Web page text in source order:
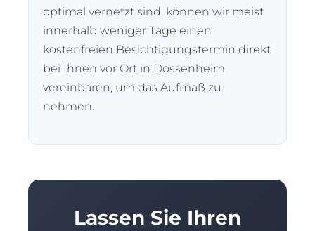
optimal vernetzt sind, können wir meist
innerhalb weniger Tage einen
kostenfreien Besichtigungstermin direkt
bei Ihnen vor Ort in Dossenheim
vereinbaren, um das Aufmaß zu
nehmen.
Lassen Sie Ihren